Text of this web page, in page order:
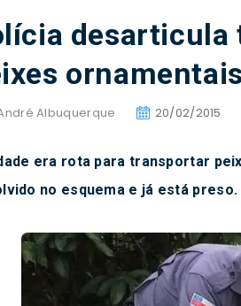
ornamentais
Albuquerque 20/02/2015
era rota para transportar
no esquema e já está preso.